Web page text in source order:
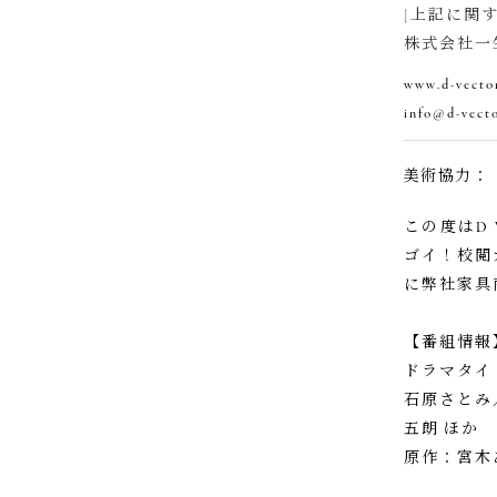
[上記に関
株式会社一
www.d-
info@d-
美術協力：
この度はD
ゴイ！校
に弊社家
【番組情
ドラマタ
石原さと
五朗 ほか
原作：宮